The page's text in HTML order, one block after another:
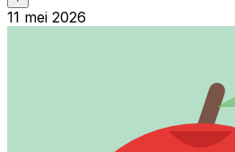
11 mei 2026